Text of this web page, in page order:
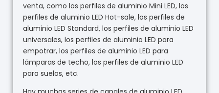
venta, como los perfiles de aluminio Mini LED, los
perfiles de aluminio LED Hot-sale, los perfiles de
aluminio LED Standard, los perfiles de aluminio LED
universales, los perfiles de aluminio LED para
empotrar, los perfiles de aluminio LED para
lámparas de techo, los perfiles de aluminio LED
para suelos, etc.